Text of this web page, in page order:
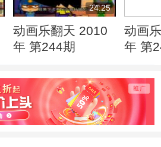
24:25
动画乐翻天 2010
年 第244期
动画
年 第